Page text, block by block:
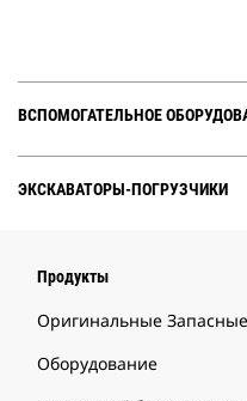
ВСПОМОГАТЕЛЬНОЕ
ЭКСКАВАТОРЫ-ПОГРУЗЧИКИ
Продукты
Оригинальные
Оборудование